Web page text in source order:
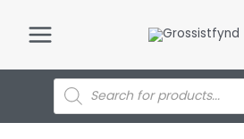
Main
MenuProducts
search